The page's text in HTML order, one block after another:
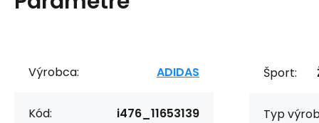
Výrobca: ADIDAS
Kód: i476_11653139
Šport:
Typ